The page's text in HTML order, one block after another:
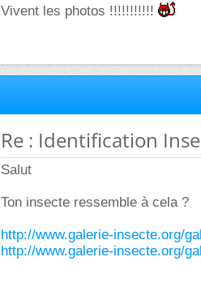
Vivent les photos !!!!!!!!!!!
Re : Identification
Salut
Ton insecte ressemble à cela ?
http://www.galerie-insecte.org/
http://www.galerie-insecte.org/